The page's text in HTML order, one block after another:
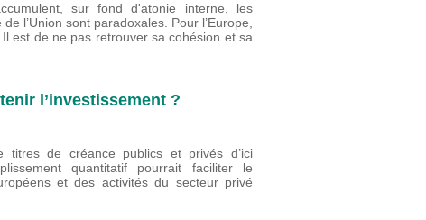
sur fond d'atonie interne, les
l’Union sont paradoxales. Pour l’Europe,
est de ne pas retrouver sa cohésion et sa
l’investissement ?
titres de créance publics et privés d’ici
quantitatif pourrait faciliter le
et des activités du secteur privé